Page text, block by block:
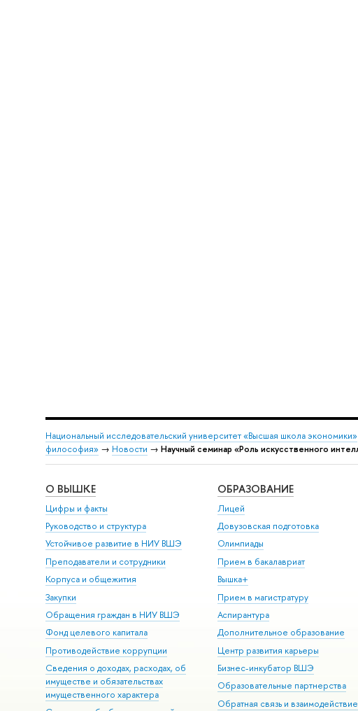
Национальный исследовательский университет «Высшая школа экономики»
философия» → Новости → Научный семинар «Роль искусственного
О ВЫШКЕ
Цифры и факты
Руководство и структура
Устойчивое развитие в НИУ ВШЭ
Преподаватели и сотрудники
Корпуса и общежития
Закупки
Обращения граждан в НИУ ВШЭ
Фонд целевого капитала
Противодействие коррупции
Сведения о доходах, расходах, об
имуществе и обязательствах
имущественного характера
ОБРАЗОВАНИЕ
Лицей
Довузовская подготовка
Олимпиады
Прием в бакалавриат
Вышка+
Прием в магистратуру
Аспирантура
Дополнительное образование
Центр развития карьеры
Бизнес-инкубатор ВШЭ
Образовательные партнерства
Обратная связь и взаимодействие